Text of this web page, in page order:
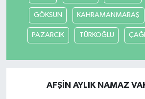
GÖKSUN KAHRAMANMARAŞ
PAZARCIK TÜRKOĞLU
AFŞİN AYLIK NAMAZ
YAŞAM
KÜLTÜR SANAT